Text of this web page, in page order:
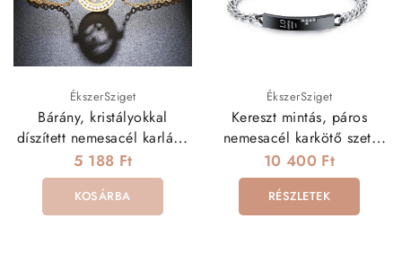
ÉkszerSziget
Bárány, kristályokkal
díszített nemesacél karlánc
- arany bevonattal
5 188 Ft
KOSÁRBA
ÉkszerSziget
Kereszt mintás, páros
nemesacél karkötő szett
cirkóniával
10 400 Ft
RÉSZLETEK